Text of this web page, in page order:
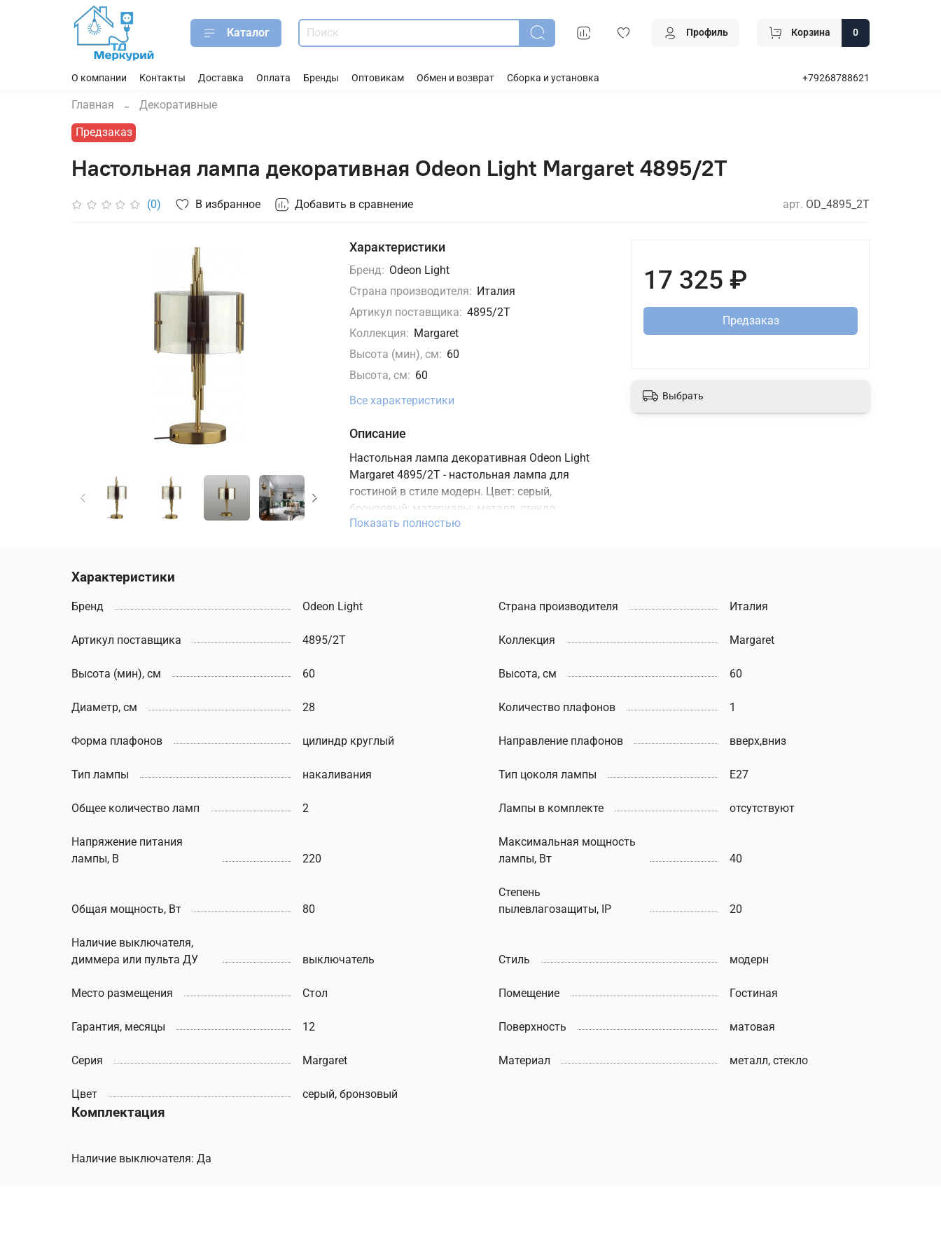
Каталог Профиль Корзина 0
О компании Контакты Доставка Оплата Бренды Оптовикам Обмен и возврат Сборка и установка +79268788621
Главная Декоративные
Предзаказ
Настольная лампа декоративная Odeon Light Margaret 4895/2T
(0) В избранное Добавить в сравнение арт. OD_4895_2T
Характеристики
Бренд: Odeon Light
Страна производителя: Италия
Артикул поставщика: 4895/2T
Коллекция: Margaret
Высота (мин), см: 60
Высота, см: 60
Все характеристики
Описание
Настольная лампа декоративная Odeon Light
Margaret 4895/2T - настольная лампа для
гостиной в стиле модерн. Цвет: серый,
бронзовый; материалы: металл, стекло;
коллекция Margaret. Характеристики: мощность
актуальной ценой на сайте.
Показать полностью
17 325 ₽
Предзаказ
Выбрать
Характеристики
Бренд Odeon Light Страна производителя Италия
Артикул поставщика 4895/2T Коллекция Margaret
Высота (мин), см 60 Высота, см 60
Диаметр, см 28 Количество плафонов 1
Форма плафонов цилиндр круглый Направление плафонов вверх,вниз
Тип лампы накаливания Тип цоколя лампы E27
Общее количество ламп 2 Лампы в комплекте отсутствуют
Напряжение питания
лампы, В
220
Максимальная мощность
лампы, Вт
40
Общая мощность, Вт 80
Степень
пылевлагозащиты, IP
20
Наличие выключателя,
диммера или пульта ДУ
выключатель Стиль модерн
Место размещения Стол Помещение Гостиная
Гарантия, месяцы 12 Поверхность матовая
Серия Margaret Материал металл, стекло
Цвет серый, бронзовый
Комплектация
Наличие выключателя: Да